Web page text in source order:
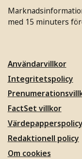
med 15 minuters
Användarvillkor
Integritetspolicy
FactSet villkor
Värdepapperspolicy
Redaktionell policy
Om cookies